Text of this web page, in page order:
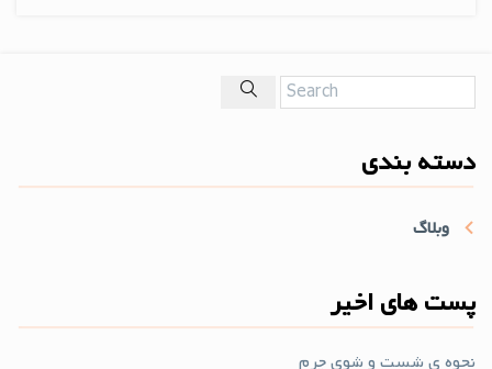
دسته بندی
وبلاگ
پست های اخیر
نحوه ی شست و شوی چرم